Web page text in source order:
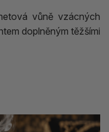
vůně vzácných
doplněným těžšími